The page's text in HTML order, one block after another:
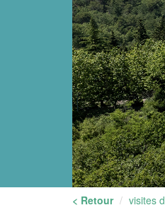
< Retour visites